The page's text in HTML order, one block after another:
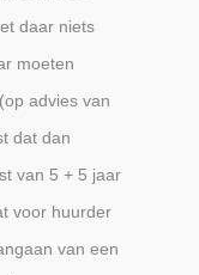
daar niets
moeten
advies van
dat dan
van 5 + 5 jaar
voor huurder
van een